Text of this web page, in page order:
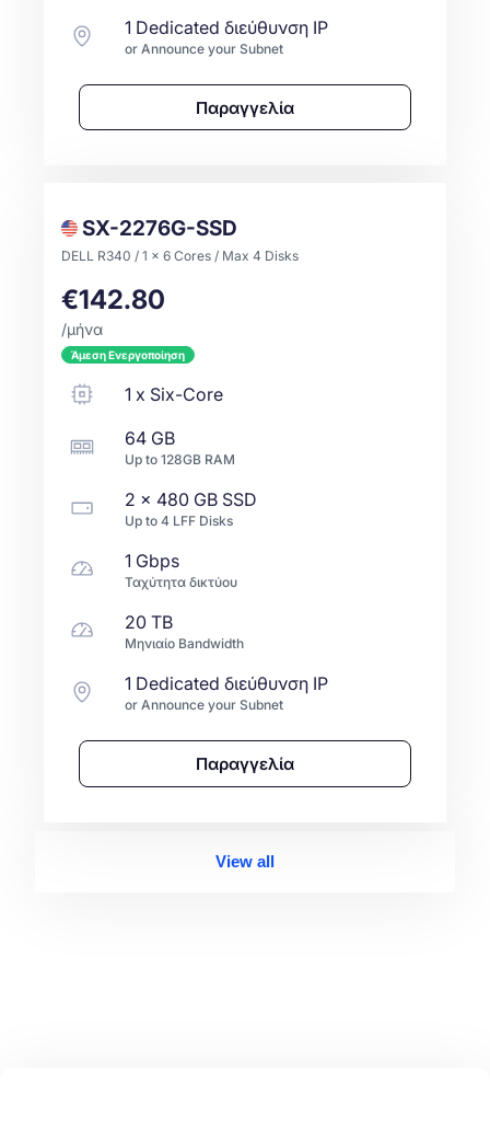
1 Dedicated διεύθυνση IP
or Announce your Subnet
Παραγγελία
SX-2276G-SSD
DELL R340 / 1 x 6 Cores / Max 4 Disks
€142.80
/μήνα
Άμεση Ενεργοποίηση
1 x Six-Core
64 GB
Up to 128GB RAM
2 x 480 GB SSD
Up to4 LFF Disks
1 Gbps
Ταχύτητα δικτύου
20 TB
Μηνιαίο Bandwidth
1 Dedicated διεύθυνση IP
or Announce your Subnet
Παραγγελία
View all